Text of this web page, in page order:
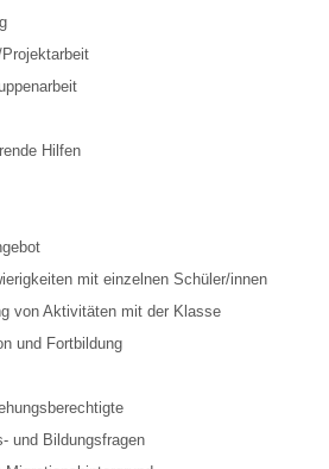
Hilfen
mit einzelnen Schüler/innen
von Aktivitäten mit der Klasse
und Fortbildung
und Bildungsfragen